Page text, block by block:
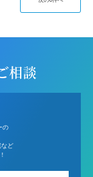
相談
の
など